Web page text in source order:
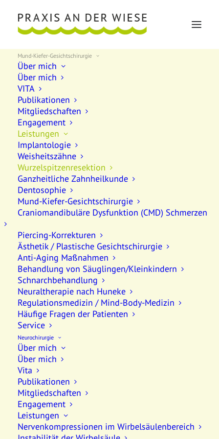
Mund-Kiefer-Gesichtschirurgie
Über mich
Über mich
VITA
Publikationen
Mitgliedschaften
Engagement
Leistungen
Implantologie
Weisheitszähne
Wurzelspitzenresektion
Ganzheitliche Zahnheilkunde
Dentosophie
Mund-Kiefer-Gesichtschirurgie
Craniomandibuläre Dysfunktion (CMD) Schmerzen
Piercing-Korrekturen
Ästhetik / Plastische Gesichtschirurgie
Anti-Aging Maßnahmen
Behandlung von Säuglingen/Kleinkindern
Schnarchbehandlung
Neuraltherapie nach Huneke
Regulationsmedizin / Mind-Body-Medizin
Häufige Fragen der Patienten
Service
Neurochirurgie
Über mich
Über mich
Vita
Publikationen
Mitgliedschaften
Engagement
Leistungen
Nervenkompressionen im Wirbelsäulenbereich
WURZELSPITZENRESEKTION
Alle Leistungen der Implantologie und
Oralchirurgie unter einem Dach
WURZELSPITZENRESEKTION
Unter einer Wurzelspitzenresektion versteht